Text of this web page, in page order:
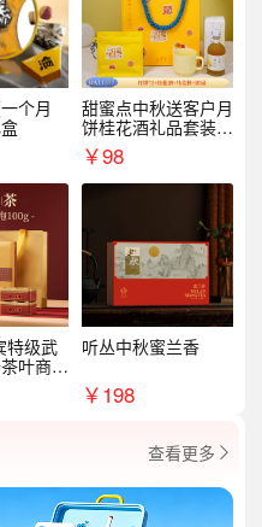
个月
甜蜜点中秋送客户月
饼桂花酒礼品套装D
AL1377
￥98
特级武
叶商务
长辈1
听丛中秋蜜兰香
￥198
查看更多 